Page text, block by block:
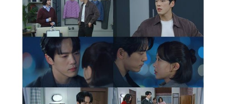
선과 악, 인간의 이중성을 조명하고, 두렵고 어두운 상황 속에서도
굳건한 신뢰와 순수한 사랑을 다루면서 '스릴러 로맨스'다.그
가운데 김성철은 전도유망한 의사이자 과학자인 '지킬'과 약물
실험을 …